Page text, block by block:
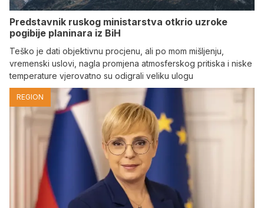
Predstavnik ruskog ministarstva otkrio uzroke
pogibije planinara iz BiH
Teško je dati objektivnu procjenu, ali po mom mišljenju,
vremenski uslovi, nagla promjena atmosferskog pritiska i niske
temperature vjerovatno su odigrali veliku ulogu
REGION